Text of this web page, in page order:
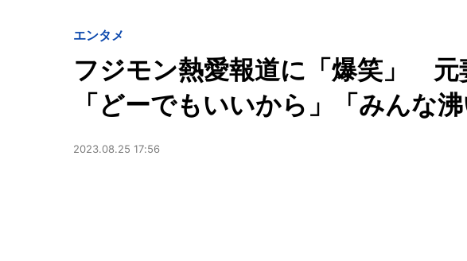
エンタメ
フジモン熱愛報道に「爆笑」 元
「どーでもいいから」「みんな沸
2023.08.25 17:56